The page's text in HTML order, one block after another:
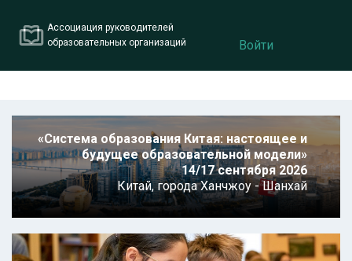
Ассоциация руководителей
образовательных организаций
Войти
«Система образования Китая: настоящее и
будущее образовательной модели»
14/17 сентября 2026
Китай,города Ханчжоу - Шанхай